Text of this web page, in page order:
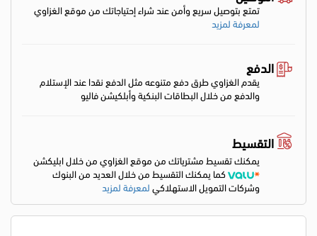
تمتع بتوصيل سريع وأمن عند شراء إحتياجاتك من موقع الغزاوي
لمعرفة لمزيد
الدفع
يقدم الغزاوي طرق دفع متنوعه مثل الدفع نقدا عند الإستلام
والدفع من خلال البطاقات البنكية وأبلكيشن فاليو
التقسيط
يمكنك تقسيط مشترياتك من موقع الغزاوي من خلال ابليكشن
كما يمكنك التقسيط من خلال العديد من البنوك
وشركات التمويل الاستهلاكيلمعرفة لمزيد